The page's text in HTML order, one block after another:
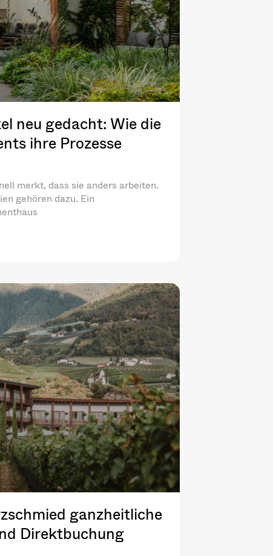
neu gedacht: Wie die
ihre Prozesse
merkt, dass sie anders arbeiten.
gehören dazu. Ein
ganzheitliche
Direktbuchung